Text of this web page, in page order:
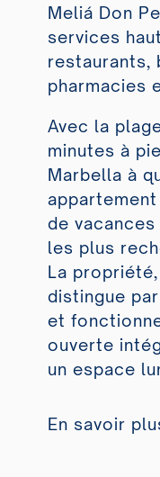
Meliá Don
services
restaurants,
pharmacies
Avec la
minutes à
Marbella à
de vacances
les plus
La
distingue
et
ouverte
un espace
En savoir